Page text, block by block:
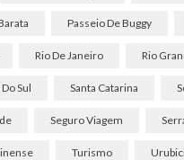
Passeio De Buggy
Rio De Janeiro Rio
Sul Santa Catarina
Seguro Viagem
Turismo